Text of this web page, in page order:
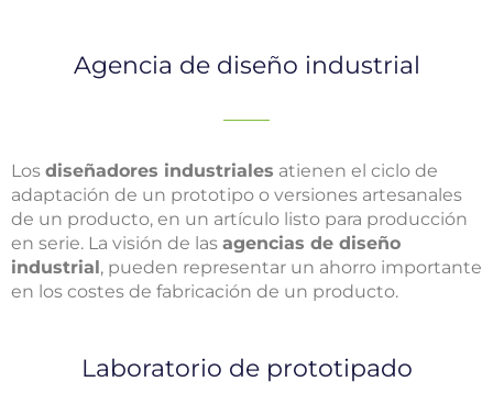
Agencia de diseño industrial
Los diseñadores industriales atienen el ciclo de
adaptación de un prototipo o versiones artesanales
de un producto, en un artículo listo para producción
en serie. La visión de las agencias de diseño
industrial, pueden representar un ahorro importante
en los costes de fabricación de un producto.
Laboratorio de prototipado